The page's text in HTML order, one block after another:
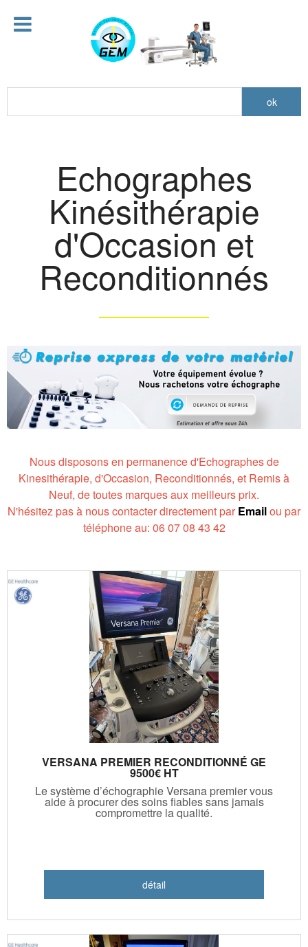
Echographes
Kinésithérapie
d'Occasion et
Reconditionnés
Nous disposons en permanence d'Echographes de
Kinesithérapie, d'Occasion, Reconditionnés, et Remis à
Neuf, de toutes marques aux meilleurs prix.
N'hésitez pas à nous contacter directement parEmailou par
téléphone au: 06 07 08 43 42
VERSANA PREMIER RECONDITIONNÉ GE
9500€ HT
Le système d’échographie Versana premier vous
aide à procurer des soins fiables sans jamais
compromettre la qualité.